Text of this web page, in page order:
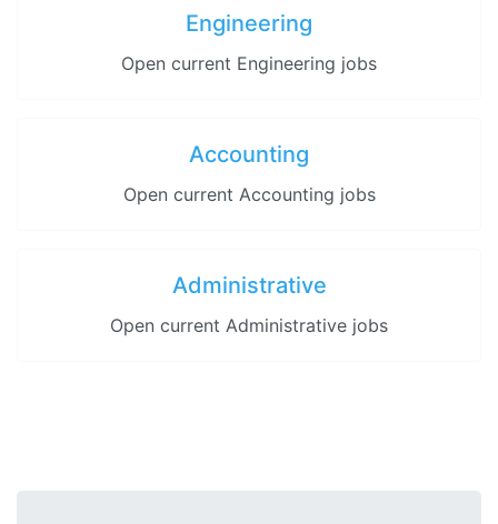
Engineering
Open current Engineering jobs
Accounting
Open current Accounting jobs
Administrative
Open current Administrative jobs